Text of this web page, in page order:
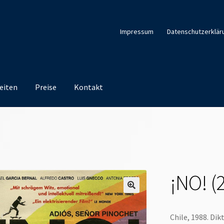
Impressum
Preise Kontakt
¡NO!
Chile, 1988.